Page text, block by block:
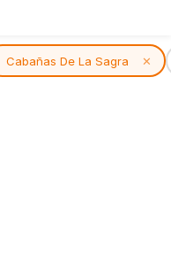
Cabañas De La Sagra ✕